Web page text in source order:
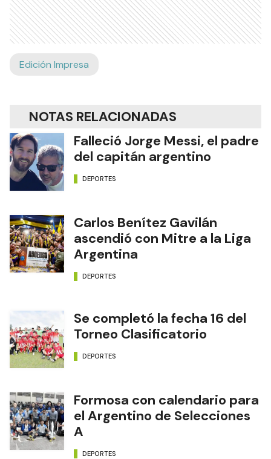
Edición Impresa
NOTAS RELACIONADAS
Falleció Jorge Messi, el padre
del capitán argentino
DEPORTES
Carlos Benítez Gavilán
ascendió con Mitre a la Liga
Argentina
DEPORTES
Se completó la fecha 16 del
Torneo Clasificatorio
DEPORTES
Formosa con calendario para
el Argentino de Selecciones
A
DEPORTES